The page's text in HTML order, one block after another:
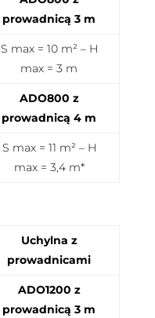
prowadnicą 3 m
S max = 10 m² – H
max = 3 m
ADO800 z
prowadnicą 4 m
S max = 11 m² – H
max = 3,4 m*
Uchylna z
prowadnicami
ADO1200 z
prowadnicą 3 m